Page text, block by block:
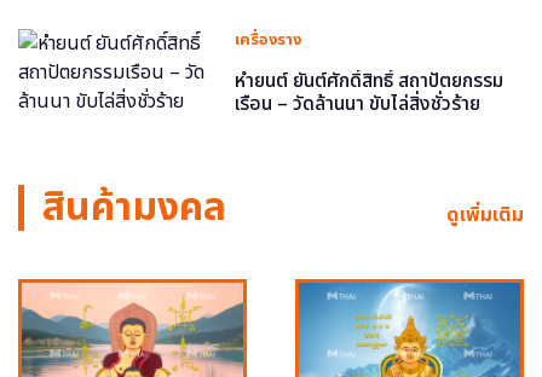
เครื่องราง
หำยนต์ ยันต์ศักดิ์สิทธิ์ สถาปัตยกรรม
เรือน – วัดล้านนา ขับไล่สิ่งชั่วร้าย
สินค้ามงคล ดูเพิ่มเติม